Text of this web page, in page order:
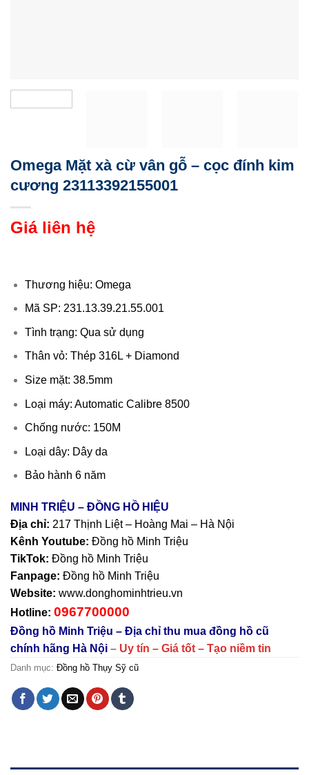
Omega Mặt xà cừ vân gỗ – cọc đính kim
cương 23113392155001
Giá liên hệ
Thương hiệu: Omega
Mã SP: 231.13.39.21.55.001
Tình trạng: Qua sử dụng
Thân vỏ: Thép 316L + Diamond
Size mặt: 38.5mm
Loại máy: Automatic Calibre 8500
Chống nước: 150M
Loại dây: Dây da
Bảo hành 6 năm
MINH TRIỆU – ĐỒNG HỒ HIỆU
Địa chỉ: 217 Thịnh Liệt – Hoàng Mai – Hà Nội
Kênh Youtube: Đồng hồ Minh Triệu
TikTok: Đồng hồ Minh Triệu
Fanpage: Đồng hồ Minh Triệu
Website: www.donghominhtrieu.vn
Hotline: 0967700000
Đồng hồ Minh Triệu – Địa chỉ thu mua đồng hồ cũ
chính hãng Hà Nội – Uy tín – Giá tốt – Tạo niềm tin
Danh mục: Đồng hồ Thụy Sỹ cũ